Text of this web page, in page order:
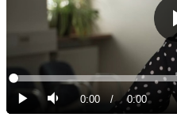
PredvajajTiho Current
0:00 / Duration
0:00
Loaded:
0%